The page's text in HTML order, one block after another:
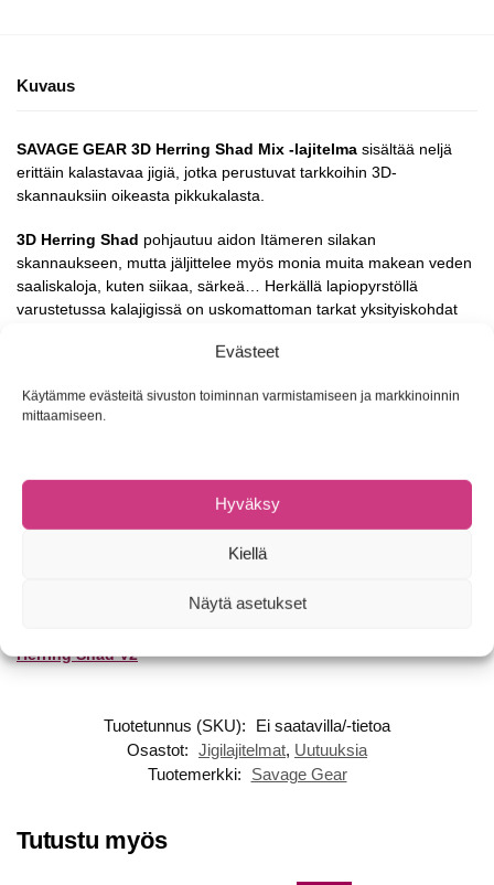
Evästeet
Käytämme evästeitä sivuston toiminnan varmistamiseen ja markkinoinnin
mittaamiseen.
Hyväksy
Kiellä
Näytä asetukset
Kuvaus
SAVAGE GEAR 3D Herring Shad Mix -lajitelma sisältää neljä
erittäin kalastavaa jigiä, jotka perustuvat tarkkoihin 3D-
skannauksiin oikeasta pikkukalasta.
3D Herring Shad pohjautuu aidon Itämeren silakan
skannaukseen, mutta jäljittelee myös monia muita makean veden
saaliskaloja, kuten siikaa, särkeä… Herkällä lapiopyrstöllä
varustetussa kalajigissä on uskomattoman tarkat yksityiskohdat
välkkyvät kaloja houkuttelevalla tavalla sekä realistiset evät
pehmeästä PVC-materiaalista valmistettu viehe on viimeistelty
upeilla väreillä ja iskua laukaisevalla hajusteella. Vatsapuolen ura
3D-skannatut yksityiskohdat
Herring Shad V2
Tuotetunnus (SKU):
Ei saatavilla/-tietoa
Osastot: Jigilajitelmat, Uutuuksia
Tuotemerkki:
Savage Gear
Tutustu myös